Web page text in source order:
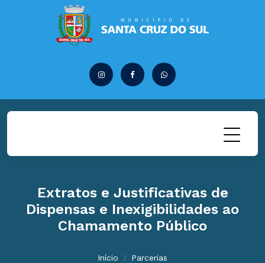
Extratos e Justificativas de
Dispensas e Inexigibilidades ao
Chamamento Público
Início
Parcerias